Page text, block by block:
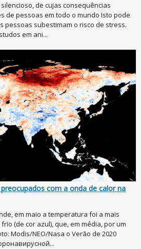
de cujas consequências
de pessoas em todo o mundo Isto pode
pessoas subestimam o risco de stress.
em ani...
com a onda de calor na
em maio a temperatura foi a mais
(de cor azul), que, em média, por um
Modis/NEO/Nasa o Verão de 2020